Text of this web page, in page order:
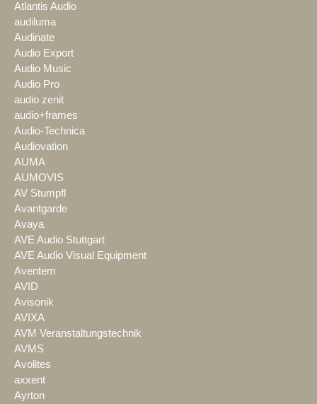
Atlantis Audio
audiluma
Audinate
Audio Export
Audio Music
Audio Pro
audio zenit
audio+frames
Audio-Technica
Audiovation
AUMA
AUMOVIS
AV Stumpfl
Avantgarde
Avaya
AVE Audio Stuttgart
AVE Audio Visual Equipment
Aventem
AVID
Avisonik
AVIXA
AVM Veranstaltungstechnik
AVMS
Avolites
axxent
Ayrton